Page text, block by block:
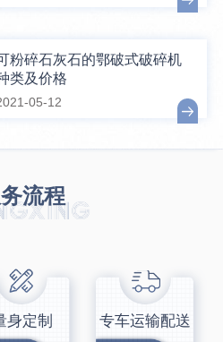
粉碎石灰石的鄂破式破碎机
类及价格
05-12
流程
身定制 专车运输配送